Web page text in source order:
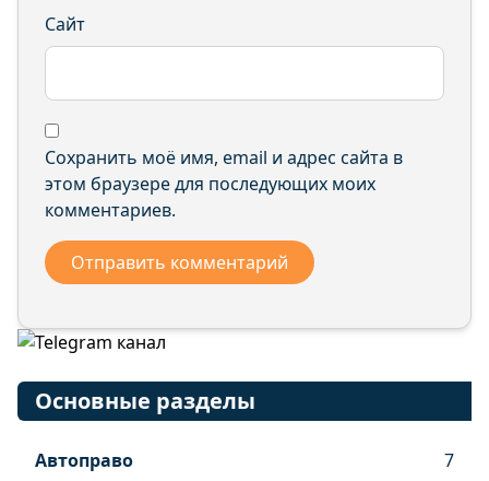
Сайт
Сохранить моё имя, email и адрес сайта в
этом браузере для последующих моих
комментариев.
Основные разделы
Автоправо
7